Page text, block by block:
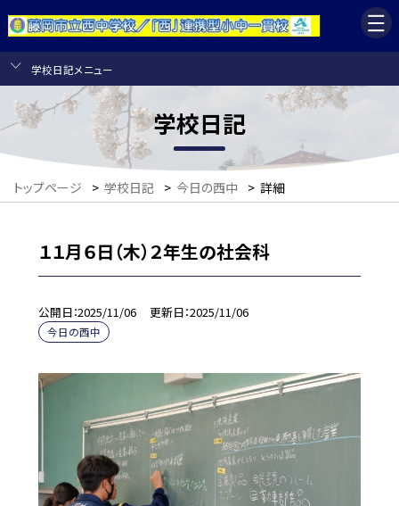
学校日記メニュー
学校日記
トップページ > 学校日記 > 今日の西中 > 詳細
１１月６日（木）２年生の社会科
公開日 2025/11/06 更新日 2025/11/06
今日の西中